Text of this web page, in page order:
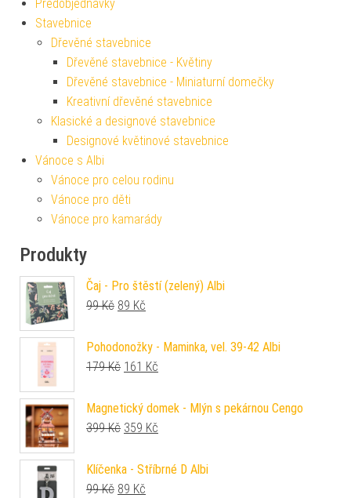
Předobjednávky
Stavebnice
Dřevěné stavebnice
Dřevěné stavebnice - Květiny
Dřevěné stavebnice - Miniaturní domečky
Kreativní dřevěné stavebnice
Klasické a designové stavebnice
Designové květinové stavebnice
Vánoce s Albi
Vánoce pro celou rodinu
Vánoce pro děti
Vánoce pro kamarády
Produkty
Čaj - Pro štěstí (zelený) Albi
99Kč Původní cena byla: 99 Kč.
89 Kč
Pohodonožky - Maminka, vel. 39-42 Albi
179Kč Původní cena byla: 179 Kč.
161 Kč
Magnetický domek - Mlýn s pekárnou Cengo
399Kč Původní cena byla: 399 Kč.
359 Kč
Klíčenka - Stříbrné D Albi
99Kč Původní cena byla: 99 Kč.
89 Kč